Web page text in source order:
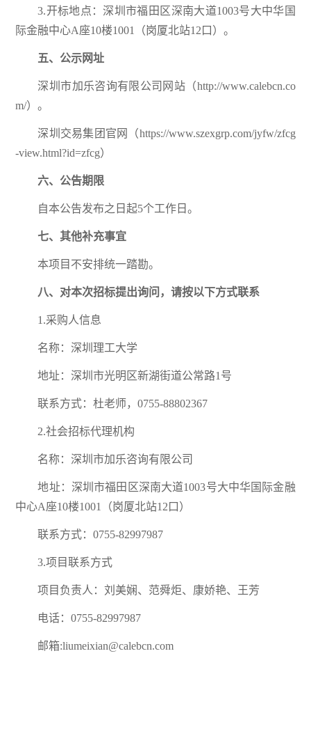
3.开标地点：深圳市福田区深南大道1003号大中华国
际金融中心A座10楼1001（岗厦北站12口）。
五、公示网址
深圳市加乐咨询有限公司网站（http://www.calebcn.co
m/）。
深圳交易集团官网（https://www.szexgrp.com/jyfw/zfcg
-view.html?id=zfcg）
六、公告期限
自本公告发布之日起5个工作日。
七、其他补充事宜
本项目不安排统一踏勘。
八、 对本次招标提出询问，请按以下方式联系
1.采购人信息
名称：深圳理工大学
地址：深圳市光明区新湖街道公常路1号
联系方式：杜老师，0755-88802367
2.社会招标代理机构
名称：深圳市加乐咨询有限公司
地址：深圳市福田区深南大道1003号大中华国际金融
中心A座10楼1001（岗厦北站12口）
联系方式：0755-82997987
3.项目联系方式
项目负责人：刘美娴、范舜炬、康娇艳、王芳
电话：0755-82997987
邮箱:liumeixian@calebcn.com